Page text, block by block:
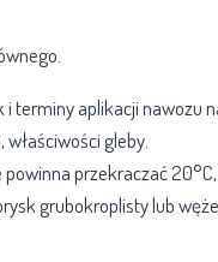
aplikacji nawozu
gleby.
przekraczać
grubokroplisty lub